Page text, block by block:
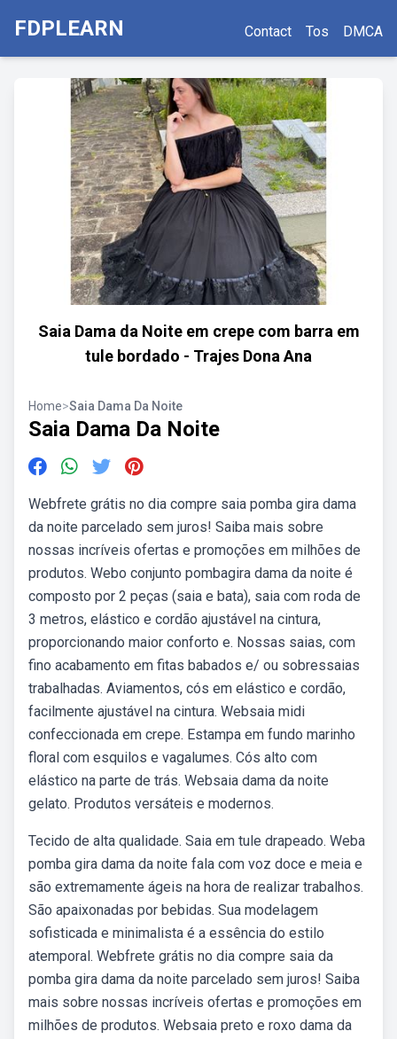
FDPLEARN Contact Tos DMCA
Saia Dama da Noite em crepe com barra em
tule bordado - Trajes Dona Ana
Home>Saia Dama Da Noite
Saia Dama Da Noite
Webfrete grátis no dia compre saia pomba gira dama
da noite parcelado sem juros! Saiba mais sobre
nossas incríveis ofertas e promoções em milhões de
produtos. Webo conjunto pombagira dama da noite é
composto por 2 peças (saia e bata), saia com roda de
3 metros, elástico e cordão ajustável na cintura,
proporcionando maior conforto e. Nossas saias, com
fino acabamento em fitas babados e/ ou sobressaias
trabalhadas. Aviamentos, cós em elástico e cordão,
facilmente ajustável na cintura. Websaia midi
confeccionada em crepe. Estampa em fundo marinho
floral com esquilos e vagalumes. Cós alto com
elástico na parte de trás. Websaia dama da noite
gelato. Produtos versáteis e modernos.
Tecido de alta qualidade. Saia em tule drapeado. Weba
pomba gira dama da noite fala com voz doce e meia e
são extremamente ágeis na hora de realizar trabalhos.
São apaixonadas por bebidas. Sua modelagem
sofisticada e minimalista é a essência do estilo
atemporal. Webfrete grátis no dia compre saia da
pomba gira dama da noite parcelado sem juros! Saiba
mais sobre nossas incríveis ofertas e promoções em
milhões de produtos. Websaia preto e roxo dama da